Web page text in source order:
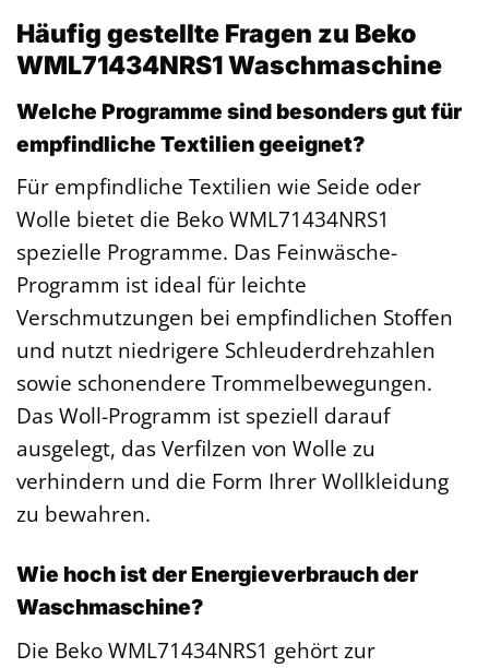
Häufig gestellte Fragen zu Beko
WML71434NRS1 Waschmaschine
Welche Programme sind besonders gut für
empfindliche Textilien geeignet?
Für empfindliche Textilien wie Seide oder
Wolle bietet die Beko WML71434NRS1
spezielle Programme. Das Feinwäsche-
Programm ist ideal für leichte
Verschmutzungen bei empfindlichen Stoffen
und nutzt niedrigere Schleuderdrehzahlen
sowie schonendere Trommelbewegungen.
Das Woll-Programm ist speziell darauf
ausgelegt, das Verfilzen von Wolle zu
verhindern und die Form Ihrer Wollkleidung
zu bewahren.
Wie hoch ist der Energieverbrauch der
Waschmaschine?
Die Beko WML71434NRS1 gehört zur